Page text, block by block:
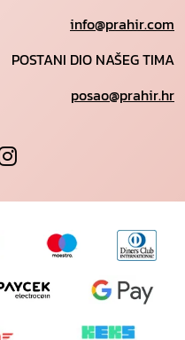
info@prahir.com
POSTANI DIO NAŠEG TIMA
posao@prahir.hr